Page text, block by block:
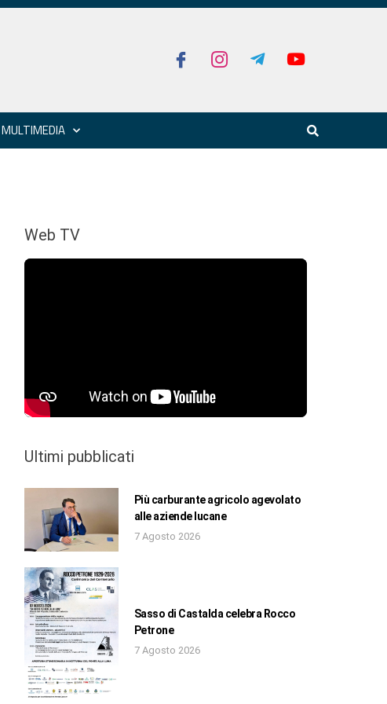
MULTIMEDIA
Web TV
Ultimi pubblicati
Più carburante agricolo agevolato
alle aziende lucane
7 Agosto 2026
Sasso di Castalda celebra Rocco
Petrone
7 Agosto 2026